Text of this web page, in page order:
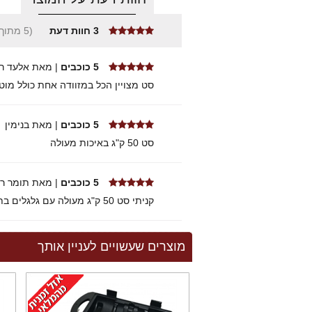
3 חוות דעת (5 מתוך 5 כוכבים)
5 כוכבים | מאת אלעד
סט מצויין הכל במזוודה אחת כולל מוט 1.5 מרוצה מאוד מהמחיר
5 כוכבים | מאת בנימין
סט 50 ק"ג באיכות מעולה
5 כוכבים | מאת תומר
קניתי סט 50 ק"ג מעולה עם גלגלים בתוך מזוודה הוספתי מוט W מתאים לסט. ממליץ
מוצרים שעשויים לעניין אותך